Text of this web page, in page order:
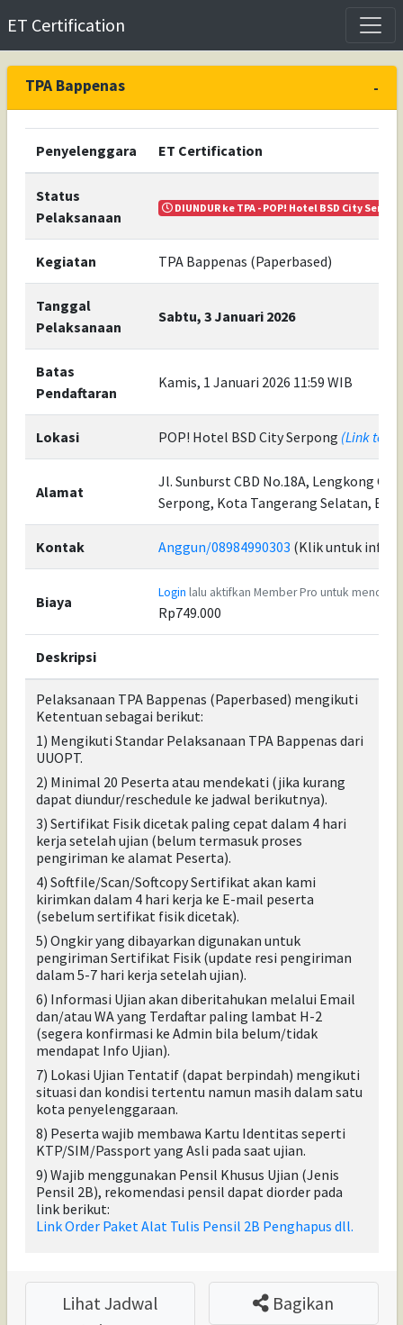
ET Certification
TPA Bappenas -
Penyelenggara ET Certification
Status
Pelaksanaan
DIUNDUR ke TPA - POP! Hotel BSD City
Kegiatan TPA Bappenas (Paperbased)
Tanggal
Pelaksanaan
Sabtu, 3 Januari 2026
Batas
Pendaftaran
Kamis, 1 Januari 2026 11:59 WIB
Lokasi POP! Hotel BSD City Serpong (Link to
Alamat
Jl. Sunburst CBD No.18A, Lengkong
Serpong, Kota Tangerang Selatan,
Kontak Anggun/08984990303 (Klik untuk info)
Biaya
Login lalu aktifkan Member Pro untuk
Rp749.000
Deskripsi
Pelaksanaan TPA Bappenas (Paperbased) mengikuti
Ketentuan sebagai berikut:
1) Mengikuti Standar Pelaksanaan TPA Bappenas dari
UUOPT.
2) Minimal 20 Peserta atau mendekati (jika kurang
dapat diundur/reschedule ke jadwal berikutnya).
3) Sertifikat Fisik dicetak paling cepat dalam 4 hari
kerja setelah ujian (belum termasuk proses
pengiriman ke alamat Peserta).
4) Softfile/Scan/Softcopy Sertifikat akan kami
kirimkan dalam 4 hari kerja ke E-mail peserta
(sebelum sertifikat fisik dicetak).
5) Ongkir yang dibayarkan digunakan untuk
pengiriman Sertifikat Fisik (update resi pengiriman
dalam 5-7 hari kerja setelah ujian).
6) Informasi Ujian akan diberitahukan melalui Email
dan/atau WA yang Terdaftar paling lambat H-2
(segera konfirmasi ke Admin bila belum/tidak
mendapat Info Ujian).
7) Lokasi Ujian Tentatif (dapat berpindah) mengikuti
situasi dan kondisi tertentu namun masih dalam satu
kota penyelenggaraan.
8) Peserta wajib membawa Kartu Identitas seperti
KTP/SIM/Passport yang Asli pada saat ujian.
9) Wajib menggunakan Pensil Khusus Ujian (Jenis
Pensil 2B), rekomendasi pensil dapat diorder pada
link berikut:
Link Order Paket Alat Tulis Pensil 2B Penghapus dll.
Lihat Jadwal
Bagikan